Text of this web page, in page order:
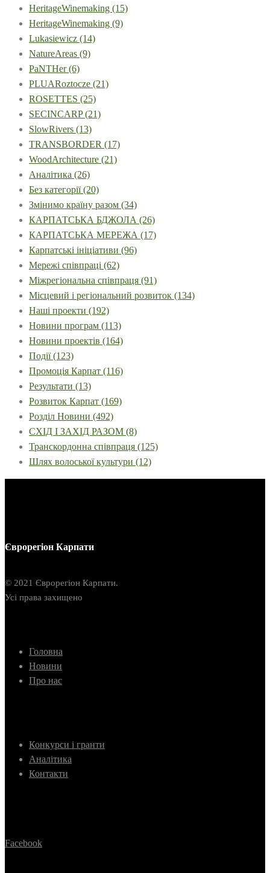
HeritageWinemaking (15)
HeritageWinemaking (9)
Lukasiewicz (14)
NatureAreas (9)
PaNTHer(6)
PLUARoztocze (21)
ROSETTES (25)
SECINCARP(21)
SlowRivers (13)
TRANSBORDER (17)
WoodArchitecture (21)
Аналітика (26)
Без категорії(20)
Змінимо країну разом (34)
КАРПАТСЬКА БДЖОЛА (26)
КАРПАТСЬКА МЕРЕЖА (17)
Карпатські ініціативи (96)
Мережі співпраці (62)
Міжрегіональна співпраця (91)
Місцевий і регіональний розвиток (134)
Наші проекти (192)
Новини програм (113)
Новини проектів (164)
Події(123)
Промоція Карпат (116)
Результати (13)
Розвиток Карпат (169)
Розділ Новини (492)
СХІД І ЗАХІД РАЗОМ (8)
Транскордонна співпраця (125)
Шлях волоської культури (12)
Єврорегіон Карпати
© 2021 Єврорегіон Карпати.
Усі права захищено
Головна
Новини
Про нас
Конкурси і гранти
Аналітика
Контакти
Facebook